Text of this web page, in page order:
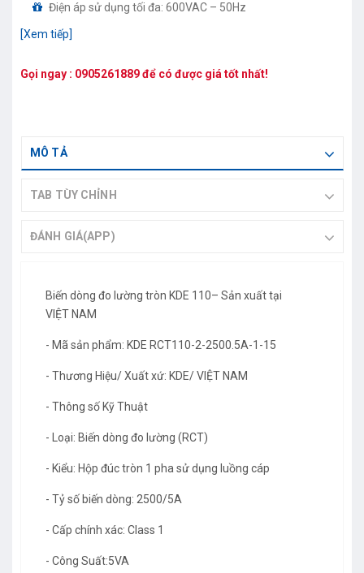
Điện áp sử dụng tối đa: 600VAC – 50Hz
Tỉ số: 1000/5A, 1200/5A, 1500/5A, 1600/5A, 2000/5A,
Ứng dụng tốt nhất để đo lường dòng điện Biến dòng đo
[Xem tiếp]
Gọi ngay : 0905261889để có được giá tốt nhất!
MÔ TẢ
TAB TÙY CHỈNH
ĐÁNH GIÁ(APP)
Biến dòng đo lường tròn KDE 110– Sản xuất tại
VIỆT NAM
- Mã sản phẩm: KDE RCT110-2-2500.5A-1-15
- Thương Hiệu/ Xuất xứ: KDE/ VIỆT NAM
- Thông số Kỹ Thuật
- Loại: Biến dòng đo lường (RCT)
- Kiểu: Hộp đúc tròn 1 pha sử dụng luồng cáp
- Tỷ số biến dòng: 2500/5A
- Cấp chính xác: Class 1
- Công Suất:5VA